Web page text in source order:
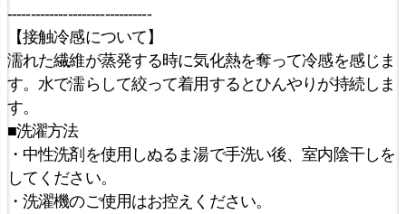
-------------------------------
【接触冷感について】
濡れた繊維が蒸発する時に気化熱を奪って冷感を感じま
す。水で濡らして絞って着用するとひんやりが持続しま
す。
■洗濯方法
・中性洗剤を使用しぬるま湯で手洗い後、室内陰干しを
してください。
・洗濯機のご使用はお控えください。